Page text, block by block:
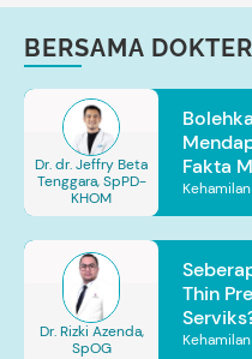
BERSAMA
Dr. dr. Jeffry Beta
Tenggara, SpPD-
KHOM
Fakta
Kehamilan
Dr. Rizki Azenda,
SpOG
Thin
Kehamilan